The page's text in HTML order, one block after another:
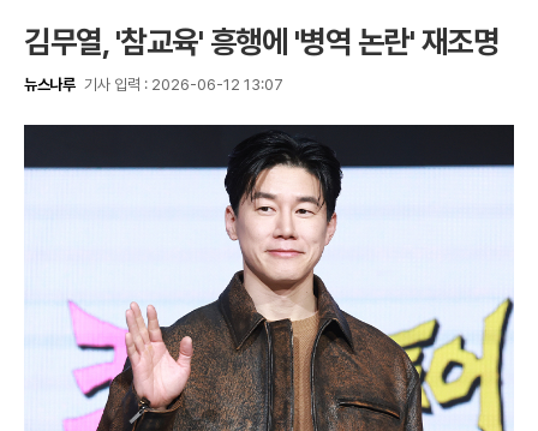
김무열, '참교육' 흥행에 '병역 논란' 재조명
뉴스나루 기사 입력 : 2026-06-12 13:07